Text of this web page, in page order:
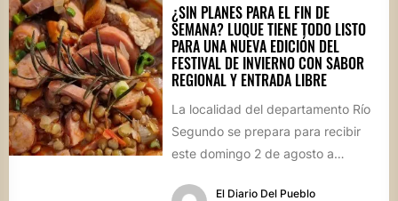
¿SIN PLANES PARA EL FIN DE
SEMANA? LUQUE TIENE TODO LISTO
PARA UNA NUEVA EDICIÓN DEL
FESTIVAL DE INVIERNO CON SABOR
REGIONAL Y ENTRADA LIBRE
La localidad del departamento Río
Segundo se prepara para recibir
este domingo 2 de agosto a
El Diario Del Pueblo